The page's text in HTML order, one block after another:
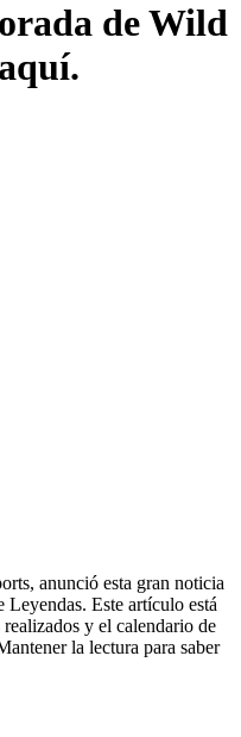
de Wild
anunció esta gran noticia
Este artículo está
y el calendario de
la lectura para saber